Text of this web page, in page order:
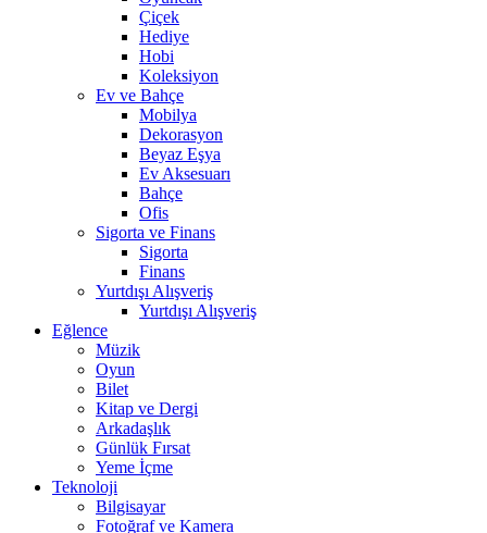
Çiçek
Hediye
Hobi
Koleksiyon
Ev ve Bahçe
Mobilya
Dekorasyon
Beyaz Eşya
Ev Aksesuarı
Bahçe
Ofis
Sigorta ve Finans
Sigorta
Finans
Yurtdışı Alışveriş
Yurtdışı Alışveriş
Eğlence
Müzik
Oyun
Bilet
Kitap ve Dergi
Arkadaşlık
Günlük Fırsat
Yeme İçme
Teknoloji
Bilgisayar
Fotoğraf ve Kamera